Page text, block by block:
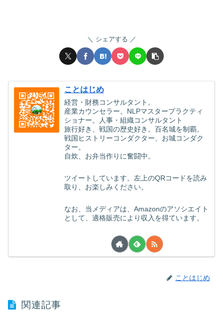
シェアする
ことはじめ
経営・財務コンサルタント。
産業カウンセラー。NLPマスタープラクティ
ショナー。人事・組織コンサルタント
旅行好き、戦国の歴史好き。百名城を制覇。
戦国ヒストリーコンダクター、お城コンダク
ター。
自炊、お弁当作りに奮闘中。
ツイートしています。左上のQRコードを読み
取り、お楽しみください。
なお、当メディアは、Amazonのアソシエイト
として、適格販売により収入を得ています。
ことはじめ
関連記事